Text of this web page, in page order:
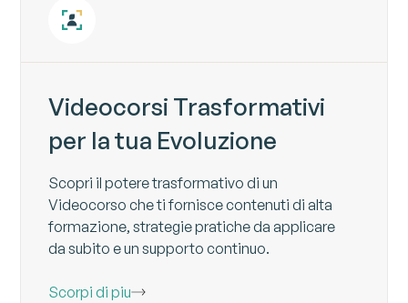
Videocorsi Trasformativi
per la tua Evoluzione
Scopri il potere trasformativo di un
Videocorso che ti fornisce contenuti di alta
formazione, strategie pratiche da applicare
da subito e un supporto continuo.
Scorpi di piu